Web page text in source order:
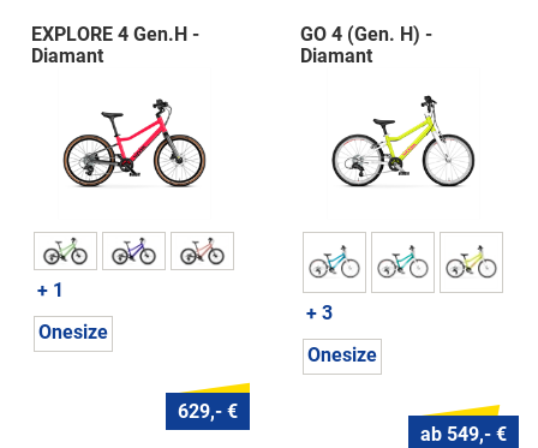
EXPLORE 4 Gen.H -
Diamant
+ 1
Onesize
629,- €
GO 4 (Gen. H) -
Diamant
+ 3
Onesize
ab 549,- €